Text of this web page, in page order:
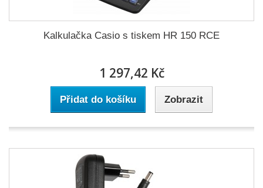
Kalkulačka Casio s tiskem HR 150 RCE
1 297,42 Kč
Přidat do košíku Zobrazit